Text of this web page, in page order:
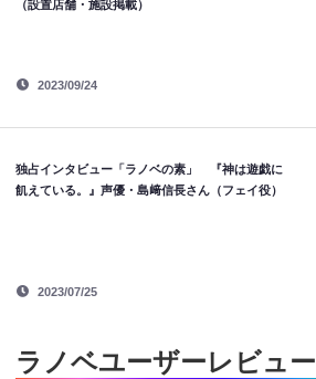
（設置店舗・施設掲載）
2023/09/24
独占インタビュー「ラノベの素」 『神は遊戯に
飢えている。』声優・島﨑信長さん（フェイ役）
2023/07/25
ラノベユーザーレビュー